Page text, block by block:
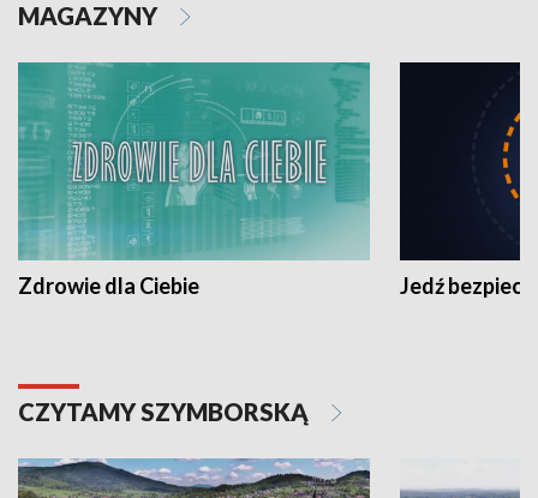
MAGAZYNY
Zdrowie dla Ciebie Jedź
CZYTAMY SZYMBORSKĄ